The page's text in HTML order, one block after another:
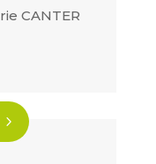
CANTER